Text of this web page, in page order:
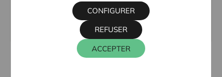
WIM INGELS
016 27 96 46
wim.ingels@cera.coop
ACCEPTER
REFUSER
CONFIGURER